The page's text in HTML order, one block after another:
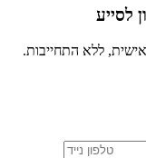
לסייע
ללא התחייבות.